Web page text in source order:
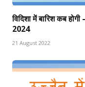
विदिशा में बारिश कब
2024
21 August 2022